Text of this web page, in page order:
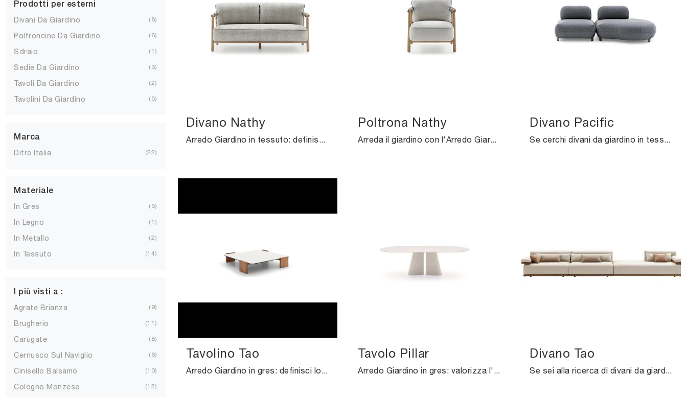
Prodotti per esterni
Divani Da Giardino 8
Poltroncine Da Giardino 6
Sdraio 1
Sedie Da Giardino 3
Tavoli Da Giardino 2
Tavolini Da Giardino 5
Marca
Ditre Italia 22
Materiale
In Gres 5
In Legno 1
In Metallo 2
In Tessuto 14
I più visti a :
Agrate Brianza 9
Brugherio 11
Carugate 8
Cernusco Sul Naviglio 6
Cinisello Balsamo 10
Cologno Monzese 12
Divano Nathy
Arredo Giardino in tessuto: definisci l'outdoor con tante opzioni di divani da giardino della marca Ditre Italia.
Poltrona Nathy
Arreda il giardino con l'Arredo Giardino Ditre Italia! Set e poltroncine da giardino in tessuto, come il modello Poltrona Nathy, ti aspettano!
Divano Pacific
Se cerchi divani da giardino in tessuto, clicca e ottieni informazioni sul modello Divano Pacific del brand Ditre Italia.
Tavolino Tao
Arredo Giardino in gres: definisci lo spazio esterno con diverse soluzioni di tavolini da giardino dell'azienda Ditre Italia.
Tavolo Pillar
Arredo Giardino in gres: valorizza l'outdoor con svariate offerte di tavoli da giardino della firma Ditre Italia.
Divano Tao
Se sei alla ricerca di divani da giardino in tessuto, clicca e scopri di più sul modello Divano Tao dell'azienda Ditre Italia.